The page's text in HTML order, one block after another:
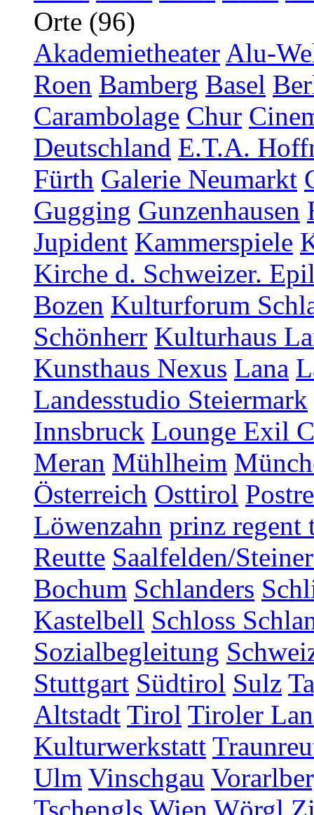
Orte (96)
Akademietheater Alu-
Roen Bamberg Basel
Carambolage Chur
Deutschland E.T.A.
Fürth Galerie Neumarkt
Gugging Gunzenhausen
Jupident Kammerspiele
Kirche d. Schweizer.
Bozen Kulturforum
Schönherr Kulturhaus
Kunsthaus Nexus Lana
Landesstudio Steiermark
Innsbruck Lounge Exil
Meran Mühlheim
Österreich Osttirol
Löwenzahn prinz regent
Reutte Saalfelden/
Bochum Schlanders
Kastelbell Schloss
Sozialbegleitung
Stuttgart Südtirol Sulz
Altstadt Tirol Tiroler
Kulturwerkstatt
Ulm Vinschgau